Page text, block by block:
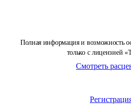
Полная информация и возможность
только с лицензией
Смотреть